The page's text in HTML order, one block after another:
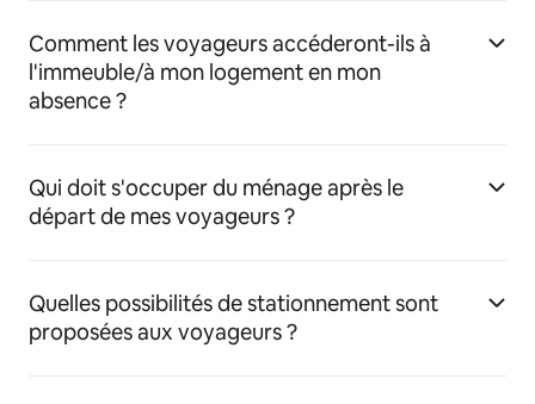
Comment les voyageurs accéderont-ils à
l'immeuble/à mon logement en mon
absence ?
Qui doit s'occuper du ménage après le
départ de mes voyageurs ?
Quelles possibilités de stationnement sont
proposées aux voyageurs ?